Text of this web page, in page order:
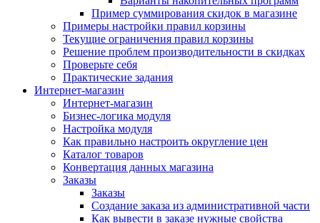
Пример суммирования скидок в магазине
Примеры настройки правил корзины
Текущие ограничения правил корзины
Решение проблем производительности в скидках
Проверьте себя
Практические задания
Интернет-магазин
Интернет-магазин
Бизнес-логика модуля
Настройка модуля
Как правильно настроить округление цен
Каталог товаров
Конвертация данных магазина
Заказы
Заказы
Создание заказа из административной части
Как вывести в заказе нужные свойства